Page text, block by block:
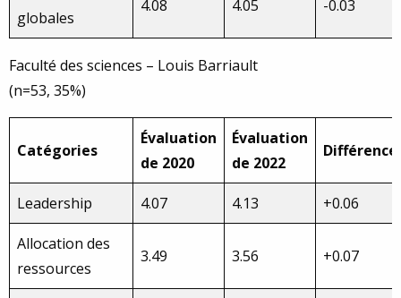
globales
4.08 4.05 -0.03
Faculté des sciences – Louis Barriault
(n=53, 35%)
Catégories
Évaluation
de 2020
Évaluation
de 2022
Différence
Leadership 4.07 4.13 +0.06
Allocation des
ressources
3.49 3.56 +0.07